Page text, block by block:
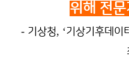
위해 전
- 기상청, ‘기상기후데이